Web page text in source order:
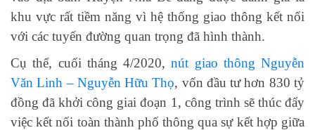
khu vực rất tiềm năng vì hệ thống giao thông kết nối
với các tuyến đường quan trọng đã hình thành.
Cụ thể, cuối tháng 4/2020,nút giao thông Nguyễn
Văn Linh – Nguyễn Hữu Thọ, vốn đầu tư hơn 830 tỷ
đồng đã khởi công giai đoạn 1, công trình sẽ thúc đẩy
việc kết nối toàn thành phố thông qua sự kết hợp giữa